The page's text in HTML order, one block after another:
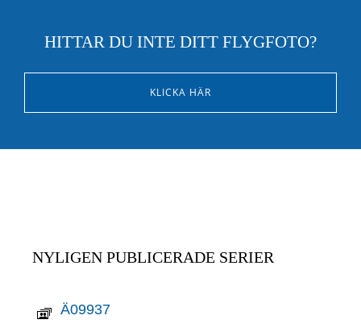
HITTAR DU INTE DITT FLYGFOTO?
KLICKA HÄR
NYLIGEN PUBLICERADE SERIER
Ä09937